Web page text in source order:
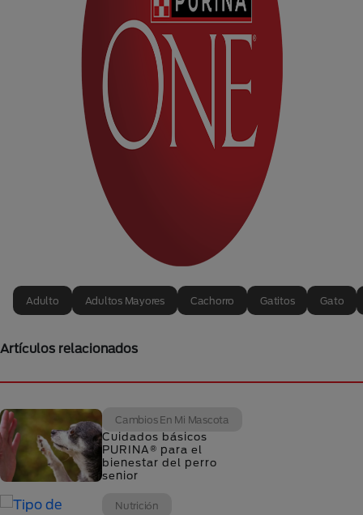
Adulto Adultos Mayores Cachorro Gatitos Gato
Artículos relacionados
Cambios En Mi Mascota
Cuidados básicos
PURINA® para el
bienestar del perro
senior
Nutrición